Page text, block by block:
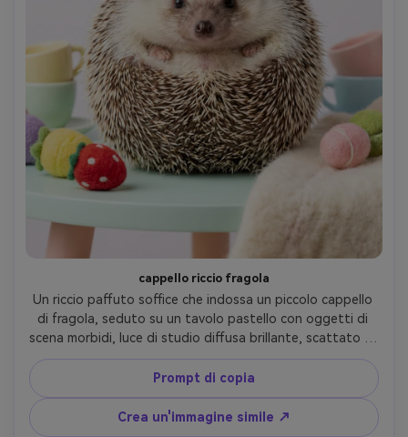
cappello riccio fragola
Un riccio paffuto soffice che indossa un piccolo cappello
di fragola, seduto su un tavolo pastello con oggetti di
scena morbidi, luce di studio diffusa brillante, scattato su
Fujifilm GFX 100S con 80mm f/1.7, primo piano, trama ultra
nitida su penne e viso, stile kawaii ma fotorealistico,
sfondo pulito- -ar 4:5
Prompt di copia
Crea un'immagine simile ↗